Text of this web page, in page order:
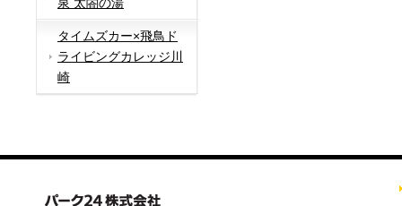
泉 太閤の湯
タイムズカー×飛鳥ド
ライビングカレッジ川
崎